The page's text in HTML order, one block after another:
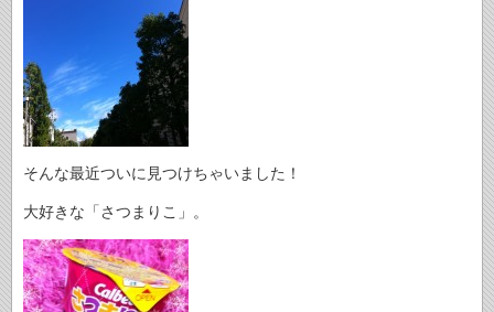
そんな最近ついに見つけちゃいました！
大好きな「さつまりこ」。